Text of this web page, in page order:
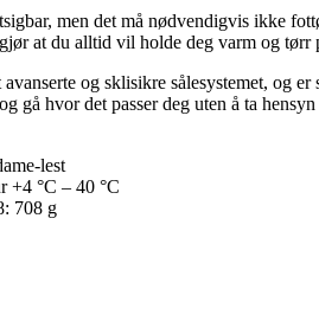
men det må nødvendigvis ikke
at du alltid vil holde deg varm og tørr
og sklisikre sålesystemet, og
gå hvor det passer deg uten å ta
lest
+4 °C – 40 °C
708 g